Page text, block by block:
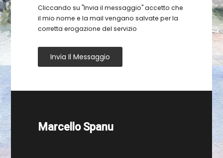
Cliccando su "Invia il messaggio" accetto che
il mio nome e la mail vengano salvate per la
corretta erogazione del servizio
Invia Il Messaggio
Marcello Spanu